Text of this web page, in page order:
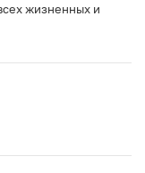
жизненных и